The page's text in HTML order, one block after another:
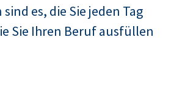
es, die Sie jeden Tag
Sie Ihren Beruf ausfüllen